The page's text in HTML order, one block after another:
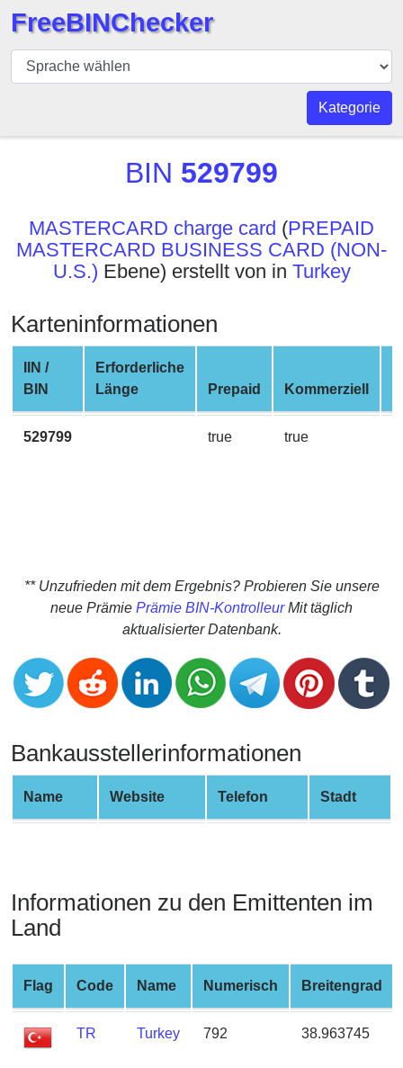
BIN
Prüfer
API
BIN
Generator
BIN
Checker
v2
BIN
CC
Generator
from
Credit
Card
Random
Credit
Card
Generate
Credit
Card
from
Card
Checker
Service
What
is
My
IP
FreeBINChecker
Kategorie
BIN 529799
MASTERCARD charge card (PREPAID
MASTERCARD BUSINESS CARD (NON-
U.S.) Ebene) erstellt von in Turkey
Karteninformationen
IIN /
BIN
Erforderliche
Länge
Prepaid Kommerziell
529799 true true
** Unzufrieden mit dem Ergebnis? Probieren Sie unsere
neue Prämie Prämie BIN-KontrolleurMit täglich
aktualisierter Datenbank.
Bankausstellerinformationen
Name Website Telefon Stadt
Informationen zu den Emittenten im
Land
Flag Code Name Numerisch Breitengrad
TR Turkey 792 38.963745